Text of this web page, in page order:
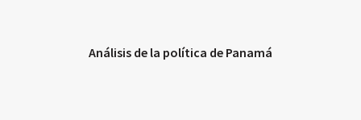
Análisis de la política de Panamá